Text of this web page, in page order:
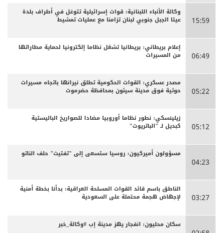
15:59
وكالة الأنباء اللبنانية: قوات إسرائيلية تتوغل في أطراف بلدة
عيتا الجبل جنوبي لبنان تزامنا مع عمليات تمشيط
06:49
إعلام بريطاني: بريطانيا تشغل نظاما إلكترونيا لحماية مطاراتها
من المسيرات
05:22
مصدر عسكري: القوات الحكومية تطلق نيرانها باتجاه مسيرات
حوثية فوق مدينة سيئون بمحافظة حضرموت
05:12
زيلينسكي: نطور نظاما أوروبيا مضادا للصواريخ الباليستية
كبديل لـ "الباتريوت"
04:23
مسؤولون أميركيون: روسيا ستسعى إلى "تفتيت" حلف الناتو
03:27
الناطق باسم قائد القوات المسلحة العراقية: بدأنا بخطة أمنية
لإجهاض هجمة محتملة على السعودية
سكان محليون: انفجار يهز مدينة إب #وكالة_خبر